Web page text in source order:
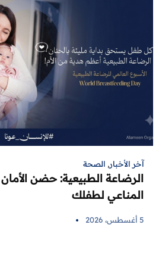
آخر الأخبار, الصحة
الرضاعة الطبيعية: حضن
المناعي لطفلك
5 أغسطس، 2026